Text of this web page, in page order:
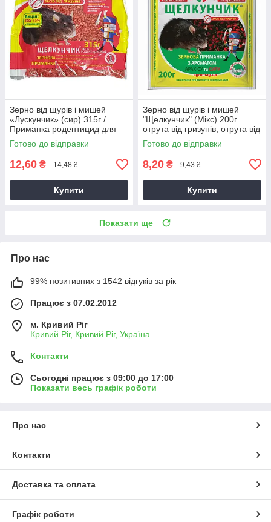
Зерно від щурів і мишей
«Лускунчик» (сир) 315г /
Приманка родентицид для
гризунів зернова
Готово до відправки
12,60 ₴ 14,48 ₴
Купити
Зерно від щурів і мишей
"Щелкунчик" (Мікс) 200г
отрута від гризунів, отрута від
мишей
Готово до відправки
8,20 ₴ 9,43 ₴
Купити
Показати ще
Про нас
99% позитивних з 1542 відгуків за рік
Працює з 07.02.2012
м. Кривий Ріг
Кривий Ріг, Кривий Ріг, Україна
Контакти
Сьогодні працює з 09:00 до 17:00
Показати весь графік роботи
Про нас
Контакти
Доставка та оплата
Графік роботи